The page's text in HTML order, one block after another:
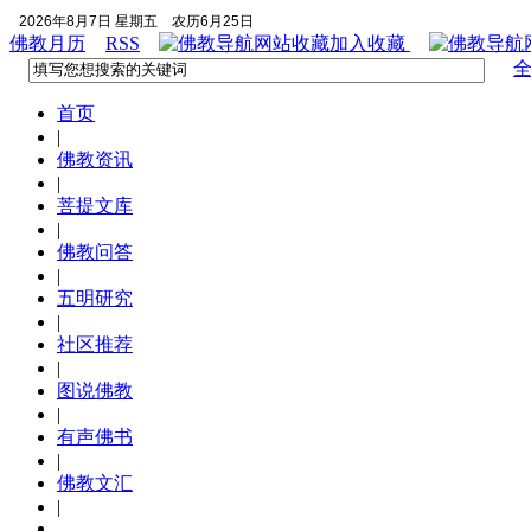
2026年8月7日 星期五 农历6月25日
佛教月历 RSS 加入收藏
首页
|
佛教资讯
|
菩提文库
|
佛教问答
|
五明研究
|
社区推荐
|
图说佛教
|
有声佛书
|
佛教文汇
|